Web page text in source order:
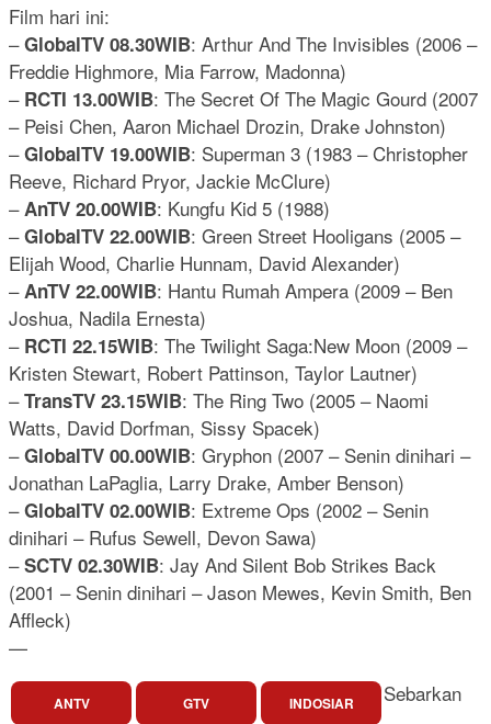
Film hari ini:
–GlobalTV 08.30WIB: Arthur And The Invisibles (2006 –
Freddie Highmore, Mia Farrow, Madonna)
– RCTI 13.00WIB: The Secret Of The Magic Gourd (2007
– Peisi Chen, Aaron Michael Drozin, Drake Johnston)
–GlobalTV 19.00WIB: Superman 3 (1983 – Christopher
Reeve, Richard Pryor, Jackie McClure)
–AnTV 20.00WIB: Kungfu Kid 5 (1988)
–GlobalTV 22.00WIB: Green Street Hooligans (2005 –
Elijah Wood, Charlie Hunnam, David Alexander)
–AnTV 22.00WIB: Hantu Rumah Ampera (2009 – Ben
Joshua, Nadila Ernesta)
– RCTI 22.15WIB: The Twilight Saga:New Moon (2009 –
Kristen Stewart, Robert Pattinson, Taylor Lautner)
–TransTV 23.15WIB: The Ring Two (2005 – Naomi
Watts, David Dorfman, Sissy Spacek)
–GlobalTV 00.00WIB: Gryphon (2007 – Senin dinihari –
Jonathan LaPaglia, Larry Drake, Amber Benson)
–GlobalTV 02.00WIB: Extreme Ops (2002 – Senin
dinihari – Rufus Sewell, Devon Sawa)
–SCTV 02.30WIB: Jay And Silent Bob Strikes Back
(2001 – Senin dinihari – Jason Mewes, Kevin Smith, Ben
Affleck)
—
ANTV GTV INDOSIAR Sebarkan